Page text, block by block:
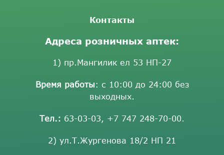
Контакты
Адреса розничных аптек:
1) пр.Мангилик ел 53 НП-27
Время работы: с 10:00 до 24:00 без
выходных.
Тел.: 63-03-03, +7 747 248-70-00.
2) ул.Т.Жургенова 18/2 НП 21